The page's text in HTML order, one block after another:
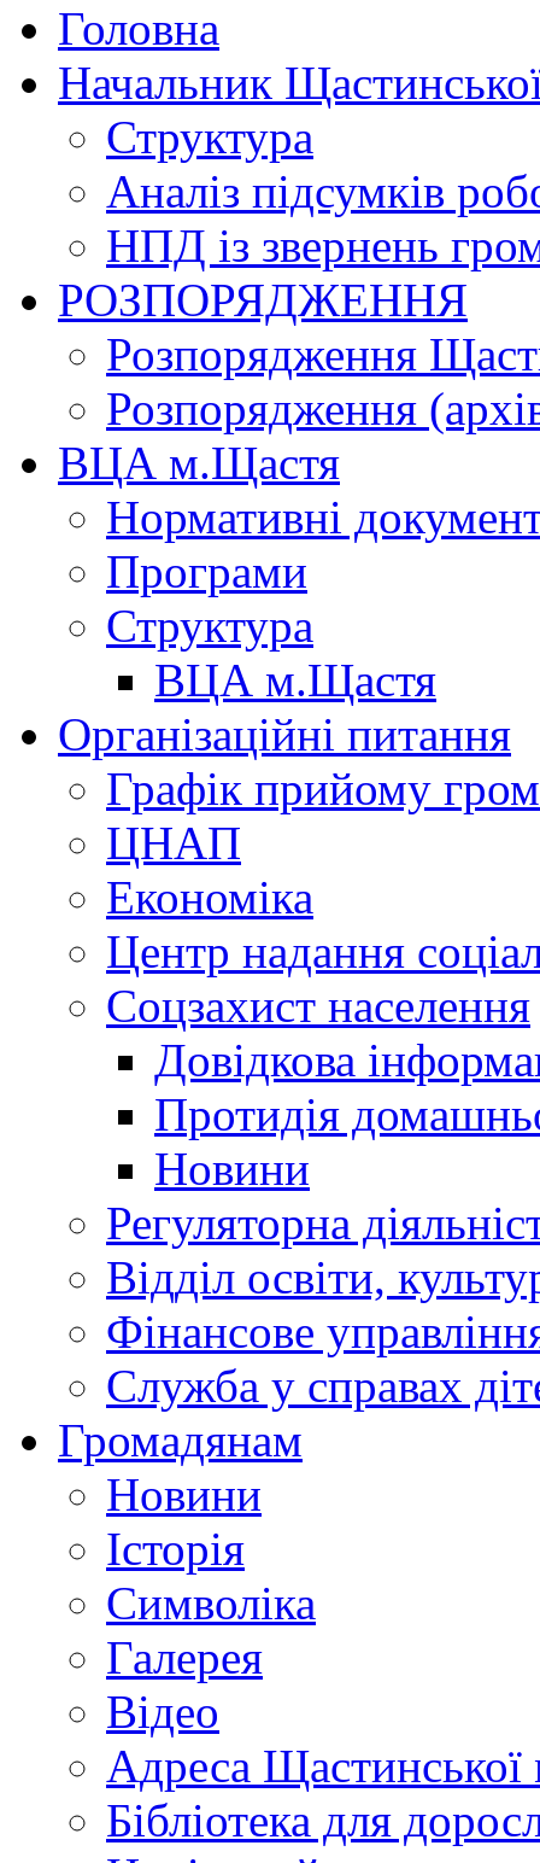
Головна
Начальник
Структура
Аналіз підсумків
НПД із звернень
РОЗПОРЯДЖЕННЯ
Розпорядження
Розпорядження
ВЦА м.Щастя
Нормативні
Програми
Структура
ВЦА м.Щастя
Організаційні питання
Графік прийому
ЦНАП
Економіка
Центр надання
Соцзахист населення
Довідкова
Протидія
Новини
Регуляторна
Відділ освіти,
Фінансове
Служба у справах
Громадянам
Новини
Історія
Символіка
Галерея
Відео
Адреса Щастинської
Бібліотека для